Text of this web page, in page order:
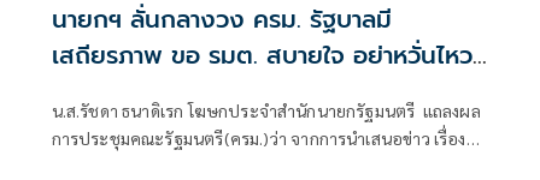
นายกฯ ลั่นกลางวง ครม. รัฐบาลมี
เสถียรภาพ ขอ รมต. สบายใจ อย่าหวั่นไหว
น.ส.รัชดา ธนาดิเรก โฆษกประจำสำนักนายกรัฐมนตรี แถลงผล
การประชุมคณะรัฐมนตรี(ครม.)ว่า จากการนำเสนอข่าว เรื่อง